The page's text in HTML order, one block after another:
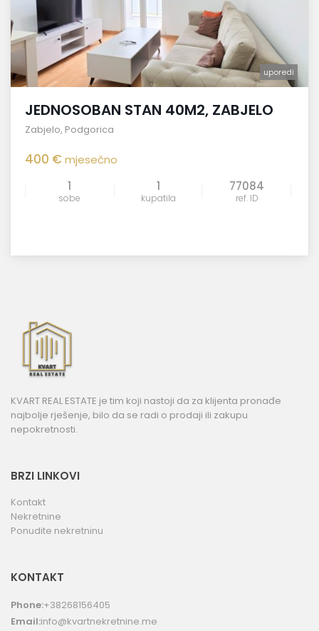
uporedi
JEDNOSOBAN STAN 40M2, ZABJELO
Zabjelo, Podgorica
400 €mjesečno
1
sobe
1
kupatila
77084
ref. ID
KVART REAL ESTATE je tim koji nastoji da za klijenta pronađe
najbolje rješenje, bilo da se radi o prodaji ili zakupu
nepokretnosti.
BRZI LINKOVI
Kontakt
Nekretnine
Ponudite nekretninu
KONTAKT
Phone:+38268156405
Email:info@kvartnekretnine.me